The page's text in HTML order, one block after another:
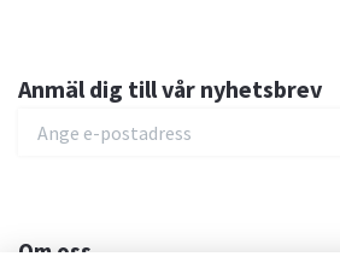
Anmäl dig till vår nyhetsbrev
Om oss